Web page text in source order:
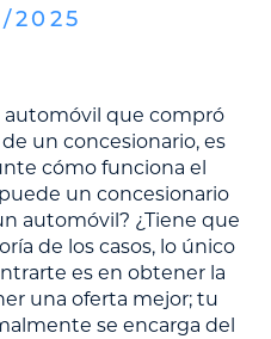
/ 2025
automóvil que compró
un concesionario, es
cómo funciona el
un concesionario
automóvil? ¿Tiene que
de los casos, lo único
es en obtener la
una oferta mejor; tu
se encarga del